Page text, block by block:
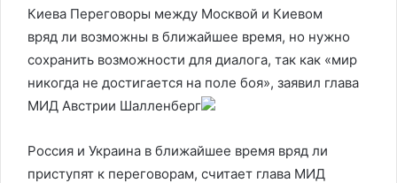
Киева Переговоры между Москвой и Киевом
вряд ли возможны в ближайшее время, но нужно
сохранить возможности для диалога, так как «мир
никогда не достигается на поле боя», заявил глава
МИД Австрии Шалленберг
Россия и Украина в ближайшее время вряд ли
приступят к переговорам, считает глава МИД